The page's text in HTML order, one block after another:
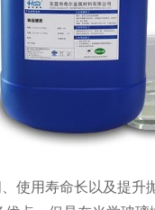
使用寿命长以及提